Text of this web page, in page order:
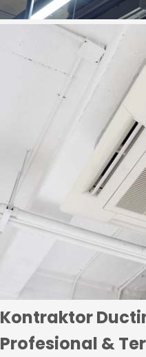
Kontraktor
Profesional &